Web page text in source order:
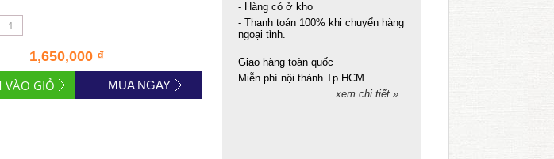
1,650,000 ₫
MUA NGAY
- Hàng có ở kho
- Thanh toán 100% khi chuyển hàng
ngoại tỉnh.
Giao hàng toàn quốc
Miễn phí nội thành Tp.HCM
xem chi tiết »